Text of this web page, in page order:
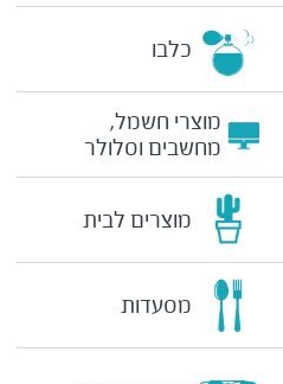
כלבו
מוצרי חשמל,
מחשבים וסלולר
מוצרים לבית
מסעדות